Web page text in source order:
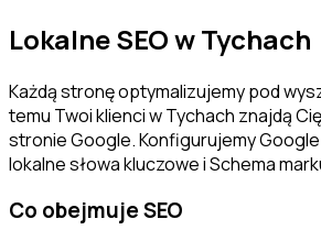
Lokalne SEO wTychach
Każdą stronę optymalizujemy pod
temu Twoi klienci wTychach znajdą
stronie Google. Konfigurujemy
lokalne słowa kluczowe i Schema
Co obejmuje SEO